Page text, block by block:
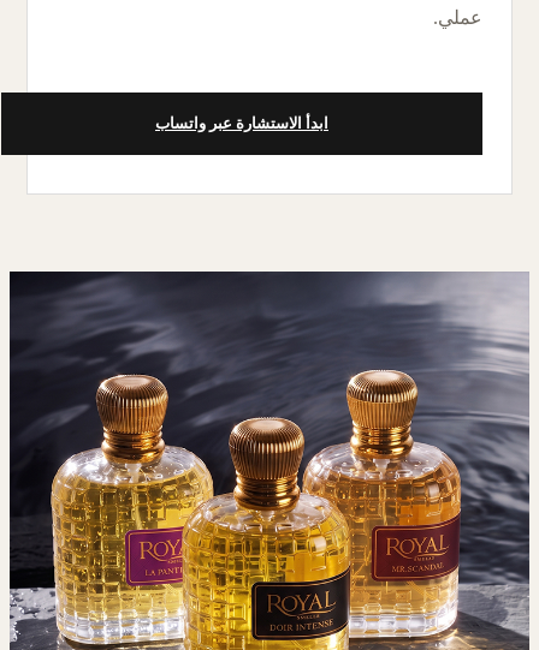
عملي.
ابدأ الاستشارة عبر واتساب